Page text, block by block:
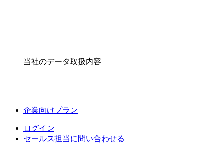
当社のデータ取扱内容
企業向けプラン
ログイン
セールス担当に問い合わせる